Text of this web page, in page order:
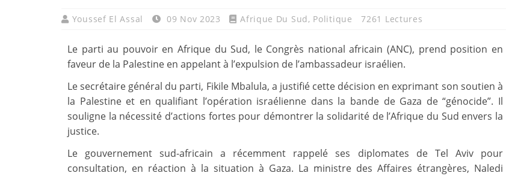
Youssef El Assal 09 Nov 2023 Afrique Du Sud, Politique 7261 Lectures
Le parti au pouvoir en Afrique du Sud, le Congrès national africain (ANC), prend position en
faveur de la Palestine en appelant à l’expulsion de l’ambassadeur israélien.
Le secrétaire général du parti, Fikile Mbalula, a justifié cette décision en exprimant son soutien à
la Palestine et en qualifiant l’opération israélienne dans la bande de Gaza de “génocide”. Il
souligne la nécessité d’actions fortes pour démontrer la solidarité de l’Afrique du Sud envers la
justice.
Le gouvernement sud-africain a récemment rappelé ses diplomates de Tel Aviv pour
consultation, en réaction à la situation à Gaza. La ministre des Affaires étrangères, Naledi